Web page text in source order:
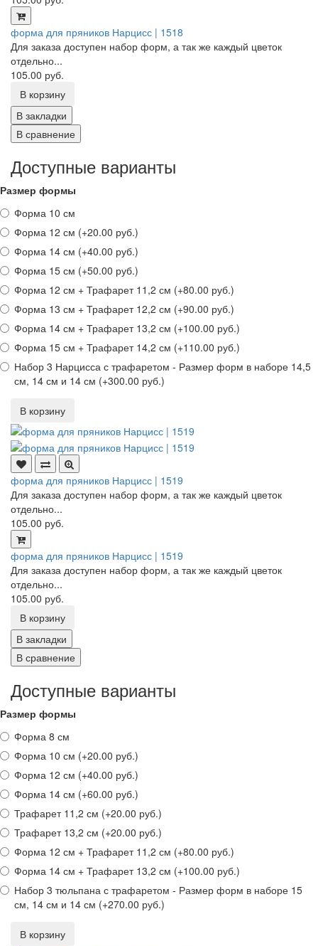
форма для пряников Нарцисс | 1518
Для заказа доступен набор форм, а так же каждый цветок
отдельно...
105.00 руб.
В корзину
В закладки
В сравнение
Доступные варианты
Размер формы
Форма 10 см
Форма 12 см (+20.00 руб.)
Форма 14 см (+40.00 руб.)
Форма 15 см (+50.00 руб.)
Форма 12 см + Трафарет 11,2 см (+80.00 руб.)
Форма 13 см + Трафарет 12,2 см (+90.00 руб.)
Форма 14 см + Трафарет 13,2 см (+100.00 руб.)
Форма 15 см + Трафарет 14,2 см (+110.00 руб.)
Набор 3 Нарцисса с трафаретом - Размер форм в наборе 14,5
см, 14 см и 14 см (+300.00 руб.)
В корзину
форма для пряников Нарцисс | 1519
Для заказа доступен набор форм, а так же каждый цветок
отдельно...
105.00 руб.
форма для пряников Нарцисс | 1519
Для заказа доступен набор форм, а так же каждый цветок
отдельно...
105.00 руб.
В корзину
В закладки
В сравнение
Доступные варианты
Размер формы
Форма 8 см
Форма 10 см (+20.00 руб.)
Форма 12 см (+40.00 руб.)
Форма 14 см (+60.00 руб.)
Трафарет 11,2 см (+20.00 руб.)
Трафарет 13,2 см (+20.00 руб.)
Форма 12 см + Трафарет 11,2 см (+80.00 руб.)
Форма 14 см + Трафарет 13,2 см (+100.00 руб.)
Набор 3 тюльпана с трафаретом - Размер форм в наборе 15
см, 14 см и 14 см (+270.00 руб.)
В корзину